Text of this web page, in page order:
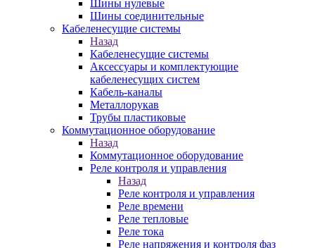
Шины нулевые
Шины соединительные
Кабеленесущие системы
Назад
Кабеленесущие системы
Аксессуары и комплектующие
кабеленесущих систем
Кабель-каналы
Металлорукав
Трубы пластиковые
Коммутационное оборудование
Назад
Коммутационное оборудование
Реле контроля и управления
Назад
Реле контроля и управления
Реле времени
Реле тепловые
Реле тока
Реле напряжения и контроля фаз